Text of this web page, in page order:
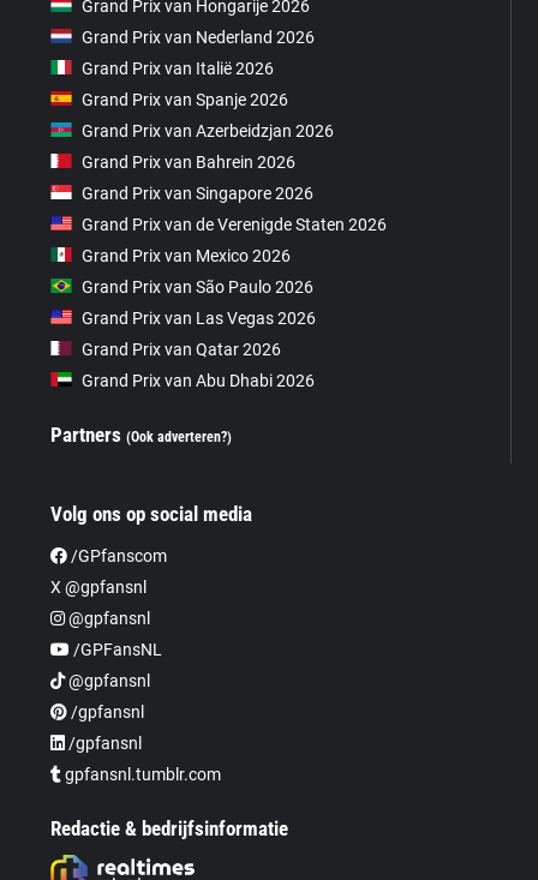
Grand Prix van Hongarije 2026
Grand Prix van Nederland 2026
Grand Prix van Italië 2026
Grand Prix van Spanje 2026
Grand Prix van Azerbeidzjan 2026
Grand Prix van Bahrein 2026
Grand Prix van Singapore 2026
Grand Prix van de Verenigde Staten 2026
Grand Prix van Mexico 2026
Grand Prix van São Paulo 2026
Grand Prix van Las Vegas 2026
Grand Prix van Qatar 2026
Grand Prix van Abu Dhabi 2026
Partners(Ook adverteren?)
Volg ons op social media
/GPfanscom
X @gpfansnl
@gpfansnl
/GPFansNL
@gpfansnl
/gpfansnl
/gpfansnl
gpfansnl.tumblr.com
Redactie & bedrijfsinformatie